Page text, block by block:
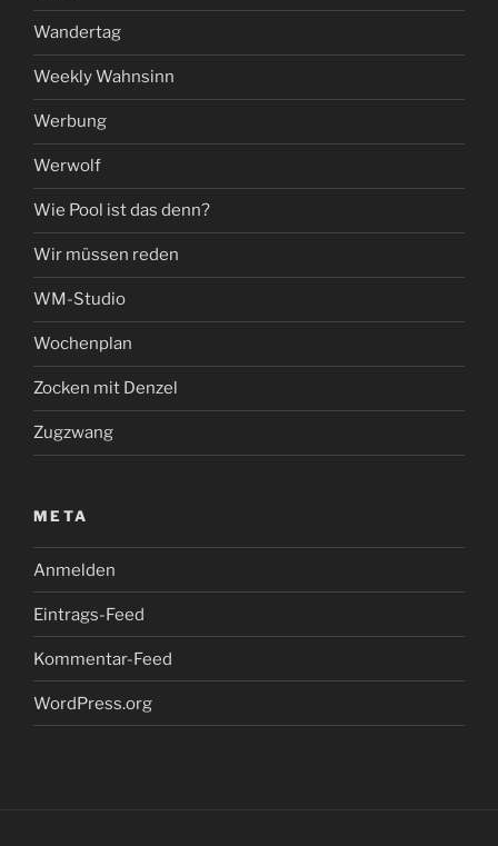
Wandertag
Weekly Wahnsinn
Werbung
Werwolf
Wie Pool ist das denn?
Wir müssen reden
WM-Studio
Wochenplan
Zocken mit Denzel
Zugzwang
META
Anmelden
Eintrags-Feed
Kommentar-Feed
WordPress.org